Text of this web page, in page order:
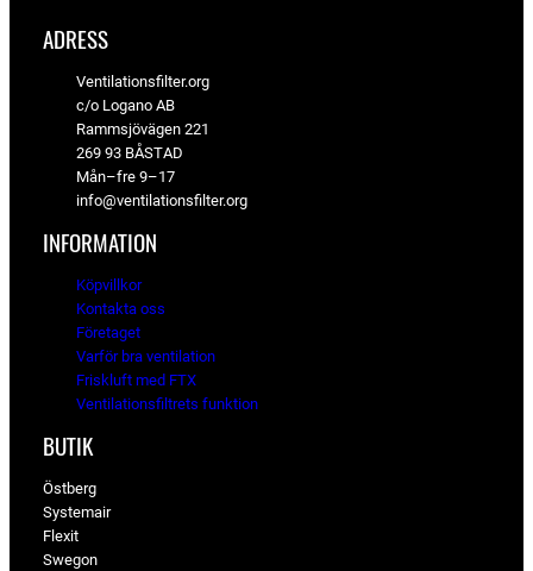
ADRESS
Ventilationsfilter.org
c/o Logano AB
Rammsjövägen 221
269 93 BÅSTAD
Mån–fre 9–17
info@ventilationsfilter.org
INFORMATION
Köpvillkor
Kontakta oss
Företaget
Varför bra ventilation
Friskluft med FTX
Ventilationsfiltrets funktion
BUTIK
Östberg
Systemair
Flexit
Swegon